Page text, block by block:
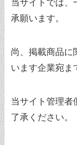
当サイトでは、
承願います。
尚、掲載商品に
います企業宛ま
当サイト管理者
了承ください。